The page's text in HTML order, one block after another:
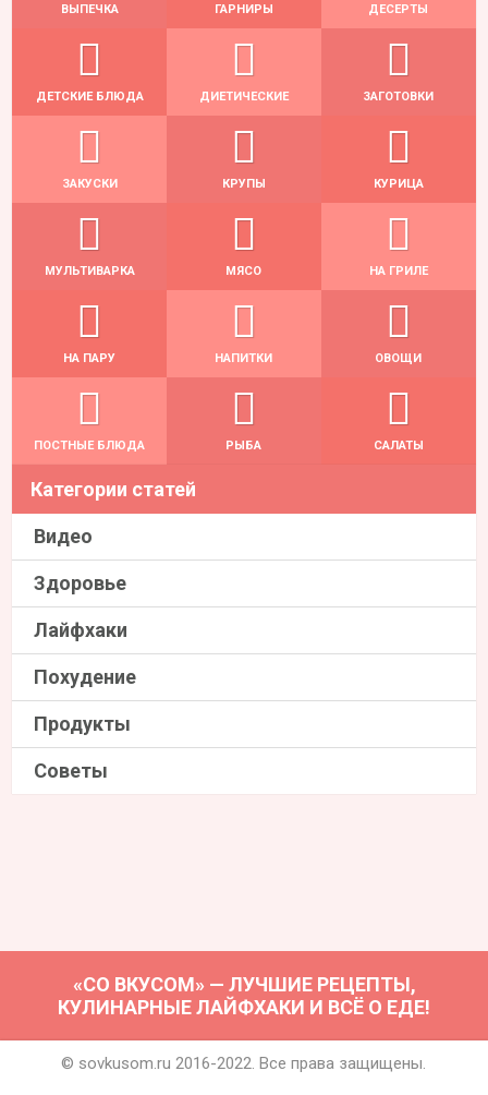
ВЫПЕЧКА ГАРНИРЫ ДЕСЕРТЫ
ДЕТСКИЕ БЛЮДА ДИЕТИЧЕСКИЕ ЗАГОТОВКИ
ЗАКУСКИ КРУПЫ КУРИЦА
МУЛЬТИВАРКА МЯСО НА ГРИЛЕ
НА ПАРУ НАПИТКИ ОВОЩИ
ПОСТНЫЕ БЛЮДА РЫБА САЛАТЫ
Категории статей
Видео
Здоровье
Лайфхаки
Похудение
Продукты
Советы
«СО ВКУСОМ» — ЛУЧШИЕ РЕЦЕПТЫ,
КУЛИНАРНЫЕ ЛАЙФХАКИ И ВСЁ О ЕДЕ!
© sovkusom.ru 2016-2022. Все права защищены.